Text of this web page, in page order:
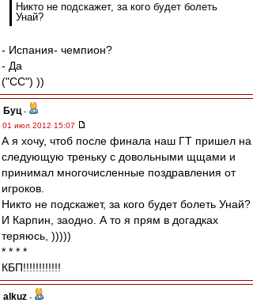
Никто не подскажет, за кого будет болеть
Унай?
- Испания- чемпион?
- Да
("CC") ))
Буц -
01 июл 2012 15:07
А я хочу, чтоб после финала наш ГТ пришел на
следующую треньку с довольными щщами и
принимал многочисленные поздравления от
игроков.
Никто не подскажет, за кого будет болеть Унай?
И Карпин, заодно. А то я прям в догадках
теряюсь, )))))
* * * *
КБП!!!!!!!!!!!!
alkuz -